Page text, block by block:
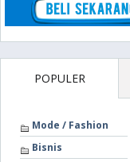
POPULER
Mode / Fashion
Bisnis